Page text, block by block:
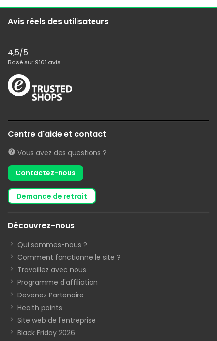
Avis réels des utilisateurs
4,5/5
Basé sur 9161 avis
Centre d'aide et contact
Vous avez des questions ?
Contactez-nous
demande de retrait
Découvrez-nous
Qui sommes-nous ?
Comment fonctionne le site ?
Travaillez avec nous
Programme d'affiliation
Devenez Partenaire
Health points
Site web de l'entreprise
Black Friday 2026